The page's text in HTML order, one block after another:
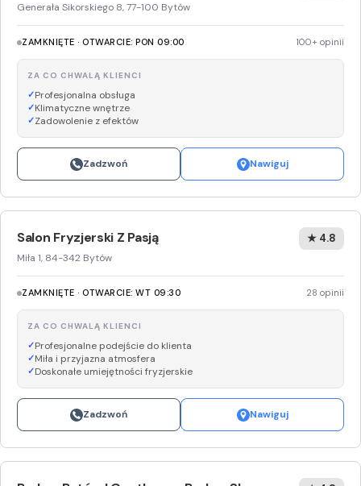
Generała Sikorskiego 8, 77-100 Bytów
ZAMKNIĘTE · OTWARCIE: PON 09:00 100+ opinii
ZA CO CHWALĄ KLIENCI
Profesjonalna obsługa
Klimatyczne wnętrze
Zadowolenie z efektów
Zadzwoń Nawiguj
Salon Fryzjerski Z Pasją
Miła 1, 84-342 Bytów
★ 4.8
ZAMKNIĘTE · OTWARCIE: WT 09:30 28 opinii
ZA CO CHWALĄ KLIENCI
Profesjonalne podejście do klienta
Miła i przyjazna atmosfera
Doskonałe umiejętności fryzjerskie
Zadzwoń Nawiguj